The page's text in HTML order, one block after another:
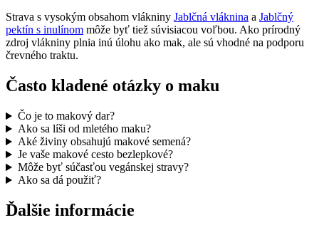
Strava s vysokým obsahom vlákniny Jablčná vláknina a Jablčný
pektín s inulínom môže byť tiež súvisiacou voľbou. Ako prírodný
zdroj vlákniny plnia inú úlohu ako mak, ale sú vhodné na podporu
črevného traktu.
Často kladené otázky o maku
Čo je to makový dar?
Ako sa líši od mletého maku?
Aké živiny obsahujú makové semená?
Je vaše makové cesto bezlepkové?
Môže byť súčasťou vegánskej stravy?
Ako sa dá použiť?
Ďalšie informácie